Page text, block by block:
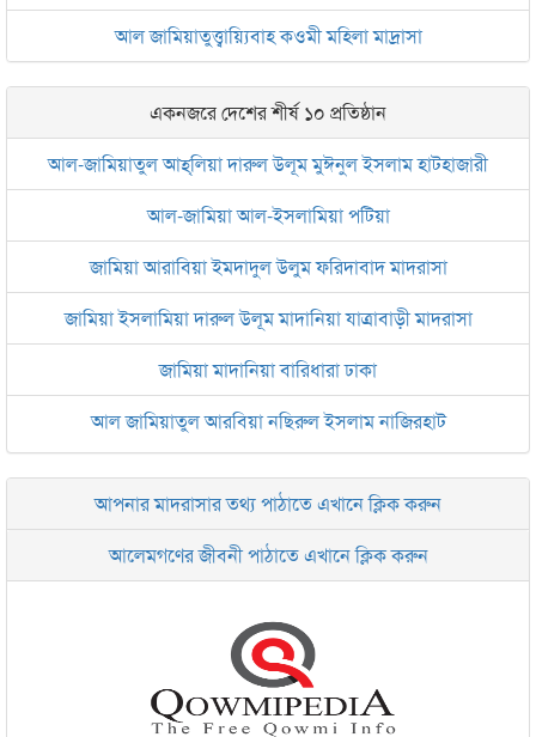
আল জামিয়াতুত্ত্বায়্যিবাহ কওমী মহিলা মাদ্রাসা
একনজরে দেশের শীর্ষ ১০ প্রতিষ্ঠান
আল-জামিয়াতুল আহ্‌লিয়া দারুল উলূম মুঈনুল ইসলাম হাটহাজারী
আল-জামিয়া আল-ইসলামিয়া পটিয়া
জামিয়া আরাবিয়া ইমদাদুল উলুম ফরিদাবাদ মাদরাসা
জামিয়া ইসলামিয়া দারুল উলূম মাদানিয়া যাত্রাবাড়ী মাদরাসা
জামিয়া মাদানিয়া বারিধারা ঢাকা
আল জামিয়াতুল আরবিয়া নছিরুল ইসলাম নাজিরহাট
জামেয়া দারুল মা‘আরিফ আল-ইসলামিয়া চট্টগ্রাম
ইসলামিক রিসার্চ সেন্টার বাংলাদেশ বসুন্ধরা
জামেয়া আরাবিয়া রহমানিয়া, ঢাকা
জামেয়া কুরআনিয়া লালবাগ ঢাকা
আপনার মাদরাসার তথ্য পাঠাতে এখানে ক্লিক করুন
আলেমগণের জীবনী পাঠাতে এখানে ক্লিক করুন